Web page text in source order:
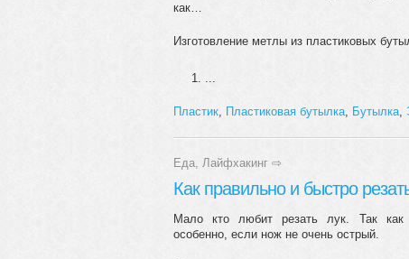
как…
Изготовление метлы из пластиковых
...
Пластик, Пластиковая бутылка, Бутылка,
Еда, Лайфхакинг ⇨
Как правильно и быстро
Мало кто любит резать лук. Так как
особенно, если нож не очень острый.